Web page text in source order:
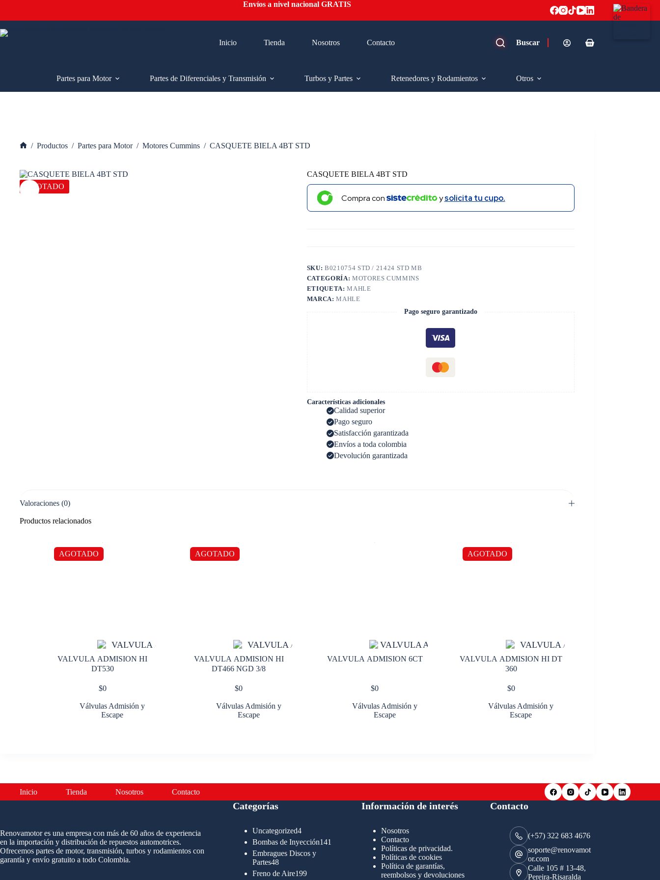
contenido
Envíos a nivel nacional GRATIS
Inicio Tienda Nosotros Contacto
Carro
Partes para Motor
Partes de Diferenciales y Transmisión Turbos y Partes Retenedores y Rodamientos Otros
/ Productos / Partes para Motor / Motores Cummins / CASQUETE BIELA 4BT STD
AGOTADO
CASQUETE BIELA 4BT STD
Compra con ysolicita tu cupo.
SKU:B0210754 STD / 21424 STD MB
CATEGORÍA: MOTORES CUMMINS
ETIQUETA:MAHLE
MARCA:MAHLE
Pago seguro garantizado
Características adicionales
Calidad superior
Pago seguro
Satisfacción garantizada
Envíos a toda colombia
Devolución garantizada
Valoraciones (0)
Productos relacionados
AGOTADO
VALVULA ADMISION HI
DT530
$0
Válvulas Admisión y
Escape
AGOTADO
VALVULA ADMISION HI
DT466 NGD 3/8
$0
Válvulas Admisión y
Escape
VALVULA ADMISION 6CT
$0
Válvulas Admisión y
Escape
AGOTADO
VALVULA ADMISION HI DT
360
$0
Válvulas Admisión y
Escape
Inicio Tienda Nosotros Contacto
Renovamotor es una empresa con más de 60 años de experiencia
en la importación y distribución de repuestos automotrices.
Ofrecemos partes de motor, transmisión, turbos y rodamientos con
garantía y envío gratuito a todo Colombia.
Categorías
Uncategorized44
productos
Bombas de Inyección141
Embragues Discos y
Partes4848
productos
Freno de Aire199199
Información de interés
Nosotros
Contacto
Políticas de privacidad.
Políticas de cookies
Política de garantías,
reembolsos y devoluciones
Contacto
(+57) 322 683 4676
soporte@renovamot
or.com
Calle 105 # 13-48,
Pereira-Risaralda